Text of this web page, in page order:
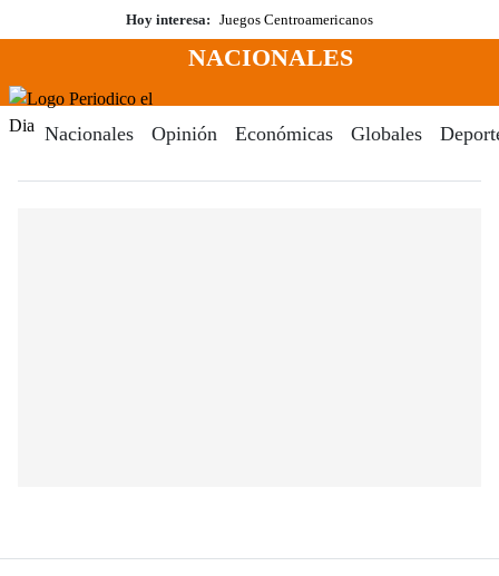
al
Hoy interesa: Juegos Centroamericanos
Menú
NACIONALES
Nacionales Opinión Económicas Globales